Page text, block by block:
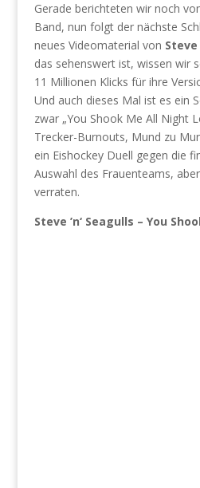
Gerade berichteten wir noch
Band, nun folgt der nächste
neues Videomaterial von Steve
das sehenswert ist, wissen wir
11 Millionen Klicks für ihre
Und auch dieses Mal ist es ein
zwar „You Shook Me All Night
Trecker-Burnouts, Mund zu
ein Eishockey Duell gegen die
Auswahl des Frauenteams,
verraten.
Steve ’n‘ Seagulls – You